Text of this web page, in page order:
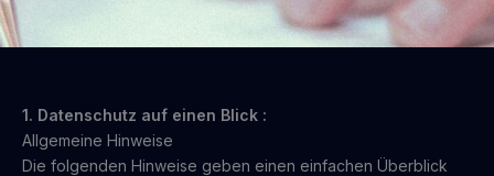
1. Datenschutz auf einen Blick :
Allgemeine Hinweise
Die folgenden Hinweise geben einen einfachen Überblick